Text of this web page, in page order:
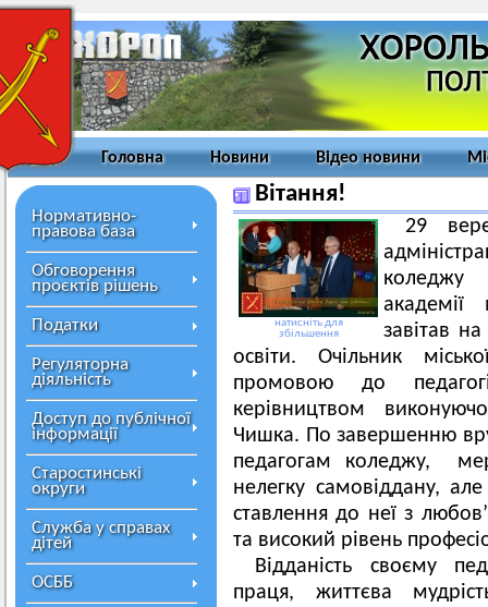
Головна Новини Відео новини
Нормативно-
правова база
Обговорення
проєктів рішень
Податки
Регуляторна
діяльність
Доступ до публічної
інформації
Старостинські
округи
Служба у справах
дітей
ОСББ
Вітання!
натисніть для
збільшення
29
коледжу
завітав
освіти. Очільник
промовою до
керівництвом
Чишка. По завершенню
педагогам коледжу,
нелегку самовіддану,
ставлення до неї з
та високий рівень
Відданість своєму
праця, життєва